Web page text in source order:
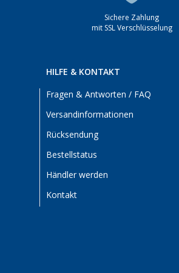
Sichere Zahlung
mit SSL Verschlüsselung
HILFE & KONTAKT
Fragen & Antworten / FAQ
Versandinformationen
Rücksendung
Bestellstatus
Händler werden
Kontakt